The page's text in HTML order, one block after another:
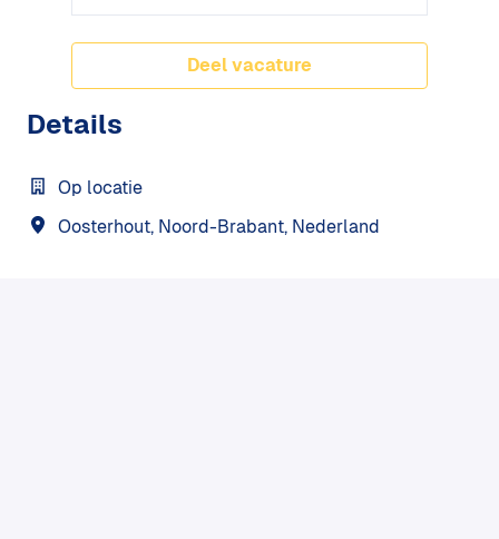
Deel vacature
Details
Op locatie
Oosterhout, Noord-Brabant, Nederland